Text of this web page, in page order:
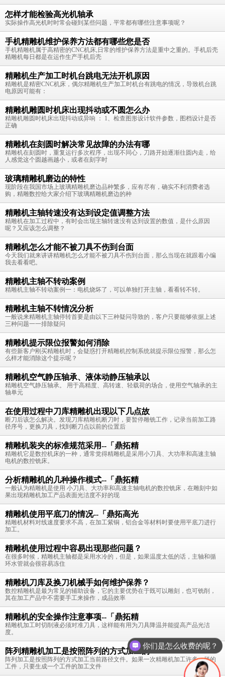
怎样才能检验高光机轴承
实际操作高光机时时常会碰到某些问题，平常都有哪些注意事项呢？
手机精雕机维护保养方法都有哪些您是否
手机精雕机属于高精密的CNC机床,日常的维护保养方法是重中之重的。手机后壳
精雕机每日都是在运作生产手机后壳
精雕机生产加工时机台跳电无法开机原因
精雕机是精密CNC机床，偶尔精雕机生产加工时机台有跳电的情况，导致机台跳
电原因可能有：
精雕机雕圆时机床出现抖动或不圆怎么办
精雕机雕圆时机床出现抖动或异响 ： 1、检查图形设计软件参数，图档设计是否
正确
精雕机在刻圆时解决常见故障的办法有哪
精雕机在刻圆时，重复运行多次程序，出现不同心，刀路开始逐渐往圆内走，给
人感觉这个圆越画越小，或者在刻字时
玻璃精雕机磨边的特性
现阶段在我国市场上玻璃精雕机磨边品种繁多，应有尽有，确实不利消费者选
购，精雕数控给大家介绍下玻璃精雕机磨边的种
精雕机主轴转速没有达到设定值调整方法
精雕机在加工过程中，有时会出现主轴转速没有达到设置的数值，是什么原因
呢？又应该怎么调整？
精雕机怎么才能不被刀具不伤到台面
今天我们就来讲讲精雕机怎么才能不被刀具不伤到台面，那么当现在就跟着小编
我去看看吧。
精雕机主轴不转动案例
精雕机主轴不转动案例一：电机烧坏了，可以单独打开主轴，看看转不转。
精雕机主轴不转情况分析
一般说来精雕机主轴停转首要是由以下三种疑问导致的，客户只要能够依据上述
三种问题一一排除疑问
精雕机提示限位报警如何消除
有些新客户刚买精雕机时，会疑惑打开精雕机控制系统就提示限位报警，那么怎
么样才能消除这个提示呢？
精雕机空气静压轴承、液体动静压轴承以
精雕机空气静压轴承。 用于高精度、高转速、轻载荷的场合，使用空气轴承的主
轴单元
在使用过程中刀库精雕机出现以下几点故
断刀后该怎么解决。发现刀库精雕机断刀时，要暂停雕铣工作，记录当前加工路
径序号，更换刀具，找到断刀点以前的位置后
精雕机装夹的标准规范采用--「鼎拓精
精雕机它是数控机床的一种，通常觉得精雕机是采用小刀具、大功率和高速主轴
电机的数控铣床。
分析精雕机的几种操作模式--「鼎拓精
一般认为精雕机是使用 小刀具、大功率和高速主轴电机的数控铣床，在雕刻中如
果出现精雕机加工产品表面光洁度不好的现
精雕机使用平底刀的情况--「鼎拓高光
精雕机材料对线速度要求不高，在加工紫铜，铝合金等材料时要使用平底刀进行
加工。
精雕机使用过程中容易出现那些问题？
在很多时候，精雕机主轴都是采用水冷的，但是，如果温度太低的话，主轴和循
环水管就会很容易冻住
精雕机刀库及换刀机械手如何维护保养？
数控精雕机是最为常见的辅助设备，它的主要优势在于既可以雕刻，也可铣削，
其在加工产品中不需要手工来操作，成品效率
精雕机的安全操作注意事项--「鼎拓精
精雕机加工时切削液必须对准刀具，这样能有用为刀具降温并能提高产品光洁
度。
阵列精雕机加工是按照阵列的方式加工的
阵列加工是按照阵列的方式加工当前路径文件。如果一次精雕机加工许多一样的
工件，只要生成一个工件的加工文件
你们是怎么收费的呢？